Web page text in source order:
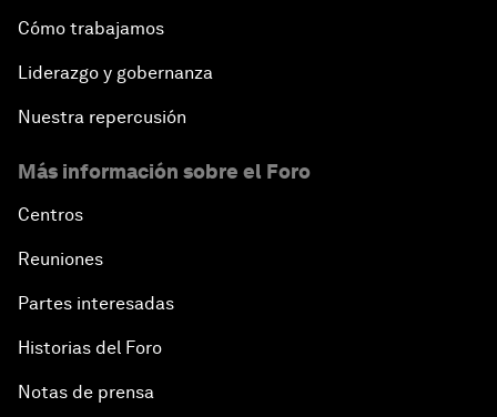
The Future of Europe
Rebuilding for Peace
Leadership Imperative: Making Reforms Work
Embracing Disruption
Overcoming Inertia: A Talent Revolution
Cómo trabajamos
Liderazgo y gobernanza
Nuestra repercusión
Más información sobre el Foro
Centros
Reuniones
Partes interesadas
Historias del Foro
Notas de prensa